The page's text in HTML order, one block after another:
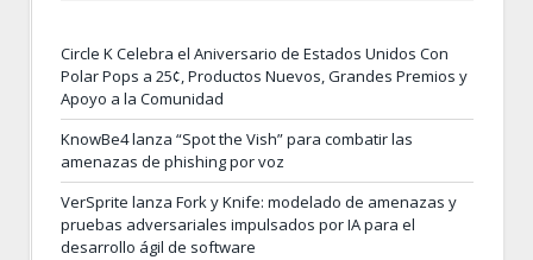
Circle K Celebra el Aniversario de Estados Unidos Con
Polar Pops a 25¢, Productos Nuevos, Grandes Premios y
Apoyo a la Comunidad
KnowBe4 lanza “Spot the Vish” para combatir las
amenazas de phishing por voz
VerSprite lanza Fork y Knife: modelado de amenazas y
pruebas adversariales impulsados por IA para el
desarrollo ágil de software